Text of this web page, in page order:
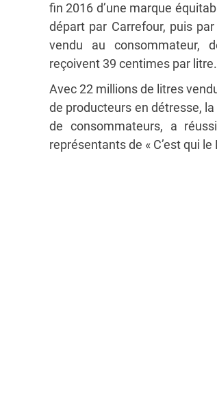
fin 2016 d’une marque
départ par Carrefour, puis
vendu au consommateur,
reçoivent 39 centimes par litre.
Avec 22 millions de litres
de producteurs en détresse,
de consommateurs, a
représentants de « C’est qui